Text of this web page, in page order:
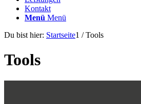
Kontakt
Menü Menü
Du bist hier: Startseite1 / Tools
Tools